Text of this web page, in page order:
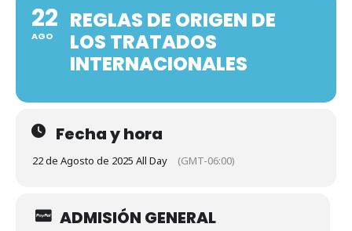
22
AGO
REGLAS DE ORIGEN DE
LOS TRATADOS
INTERNACIONALES
Fecha y hora
22 de Agosto de 2025 All Day (GMT-06:00)
ADMISIÓN GENERAL